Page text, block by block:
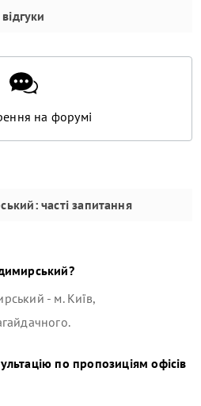
відгуки
на форумі
: часті запитання
?
- м. Київ,
.
по пропозиціям офісів